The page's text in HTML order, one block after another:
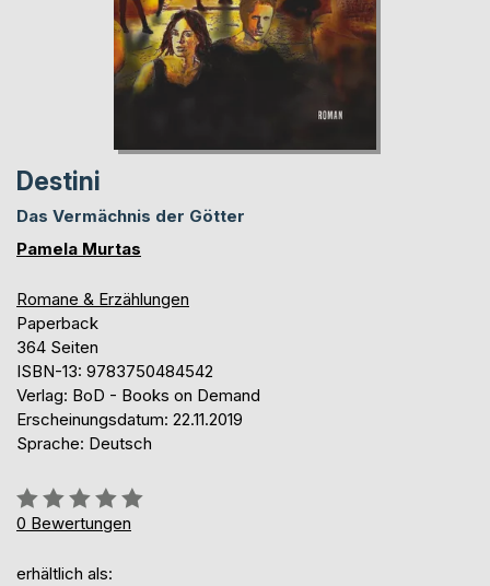
Destini
Das Vermächnis der Götter
Pamela Murtas
Romane & Erzählungen
Paperback
364 Seiten
ISBN-13: 9783750484542
Verlag: BoD - Books on Demand
Erscheinungsdatum: 22.11.2019
Sprache: Deutsch
Bewertung::
0%
0 Bewertungen
erhältlich als: